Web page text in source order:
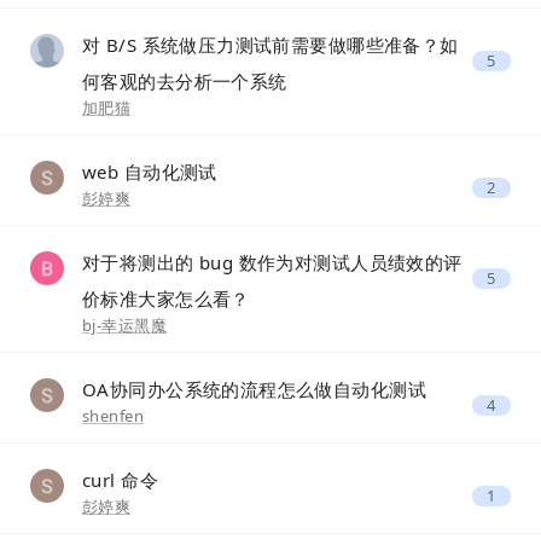
对 B/S 系统做压力测试前需要做哪些准备？如
何客观的去分析一个系统
加肥猫
5
web 自动化测试
彭婷爽 2
对于将测出的 bug 数作为对测试人员绩效的评
价标准大家怎么看？
bj-幸运黑魔
5
OA协同办公系统的流程怎么做自动化测试
shenfen 4
curl 命令
彭婷爽 1